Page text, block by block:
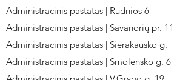
Administracinis pastatas | Rudnios 6
Administracinis pastatas | Savanorių pr. 11
Administracinis pastatas | Sierakausko g.
Administracinis pastatas | Smolensko g. 6